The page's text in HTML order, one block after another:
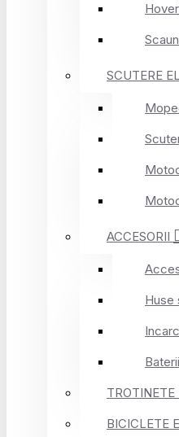
SCUTERE
ACCESORII
Huse
Baterii
TROTINETE
BICICLETE